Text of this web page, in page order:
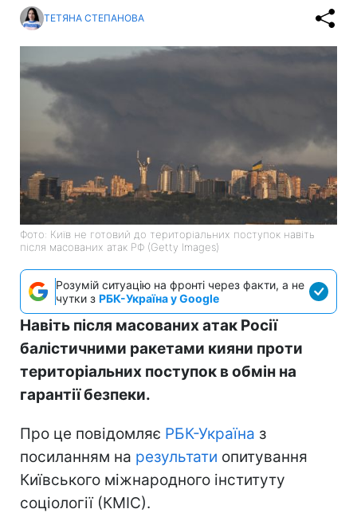
ТЕТЯНА СТЕПАНОВА
Фото: Київ не готовий до територіальних поступок навіть
після масованих атак РФ (Getty Images)
Розумій ситуацію на фронті через факти, а не
чутки з РБК-Україна у Google
Навіть після масованих атак Росії
балістичними ракетами кияни проти
територіальних поступок в обмін на
гарантії безпеки.
Про це повідомляє РБК-Україна з
посиланням на результати опитування
Київського міжнародного інституту
соціології (КМІС).